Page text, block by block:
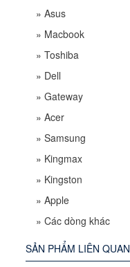
» Asus
» Macbook
» Toshiba
» Dell
» Gateway
» Acer
» Samsung
» Kingmax
» Kingston
» Apple
» Các dòng khác
SẢN PHẨM LIÊN QUAN